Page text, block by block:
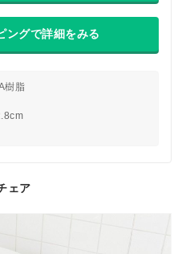
ングで詳細をみる
樹脂
ェア